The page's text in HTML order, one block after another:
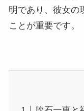
明であり、彼女の
ことが重要です。